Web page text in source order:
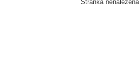
Stránka nenalezena